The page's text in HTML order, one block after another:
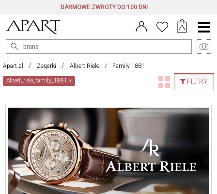
DARMOWE ZWROTY DO 100 DNI
Menu
główne
Apart.pl Zegarki Albert Riele Family 1881
FILTRY
Albert_riele_family_1881×